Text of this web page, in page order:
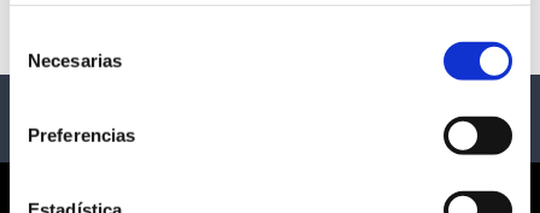
Necesarias
Preferencias
29 de junio Teatro Amaya